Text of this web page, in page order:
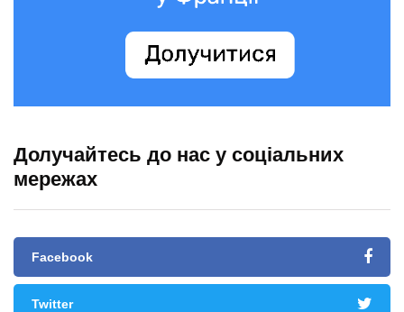
Долучайтесь до нас у соціальних
мережах
Facebook
Twitter